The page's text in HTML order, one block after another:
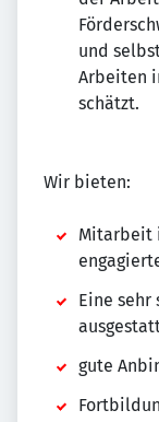
und
Arbeiten
schätzt.
Wir bieten:
Mitarbeit
Eine sehr
gute